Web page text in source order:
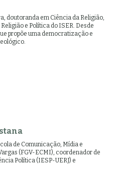
doutoranda em Ciência da Religião,
e Política do ISER. Desde
propõe uma democratização e
de Comunicação, Mídia e
(FGV-ECMI), coordenador de
Política (IESP-UERJ) e